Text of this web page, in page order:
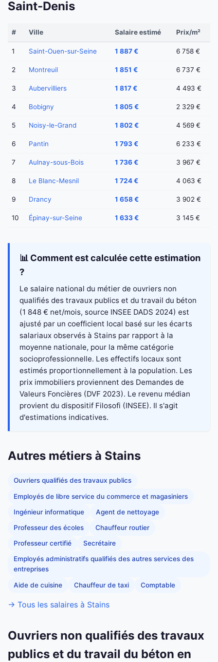
Saint-Denis
# Ville Salaire estimé Prix/m²
1 Saint-Ouen-sur-Seine 1 887 € 6 758 €
2 Montreuil 1 851 € 6 737 €
3 Aubervilliers 1 817 € 4 493 €
4 Bobigny 1 805 € 2 329 €
5 Noisy-le-Grand 1 802 € 4 569 €
6 Pantin 1 793 € 6 233 €
7 Aulnay-sous-Bois 1 736 € 3 967 €
8 Le Blanc-Mesnil 1 724 € 4 063 €
9 Drancy 1 658 € 3 902 €
10 Épinay-sur-Seine 1 633 € 3 145 €
📊 Comment est calculée cette estimation
?
Le salaire national du métier de ouvriers non
qualifiés des travaux publics et du travail du béton
(1 848 € net/mois, source INSEE DADS 2024) est
ajusté par un coefficient local basé sur les écarts
salariaux observés à Stains par rapport à la
moyenne nationale, pour la même catégorie
socioprofessionnelle. Les effectifs locaux sont
estimés proportionnellement à la population. Les
prix immobiliers proviennent des Demandes de
Valeurs Foncières (DVF 2023). Le revenu médian
provient du dispositif Filosofi (INSEE). Il s'agit
d'estimations indicatives.
Autres métiers à Stains
Ouvriers qualifiés des travaux publics
Employés de libre service du commerce et magasiniers
Ingénieur informatique Agent de nettoyage
Professeur des écoles Chauffeur routier
Professeur certifié Secrétaire
Employés administratifs qualifiés des autres services des
entreprises
Aide de cuisine Chauffeur de taxi Comptable
→ Tous les salaires à Stains
Ouvriers non qualifiés des travaux
publics et du travail du béton en